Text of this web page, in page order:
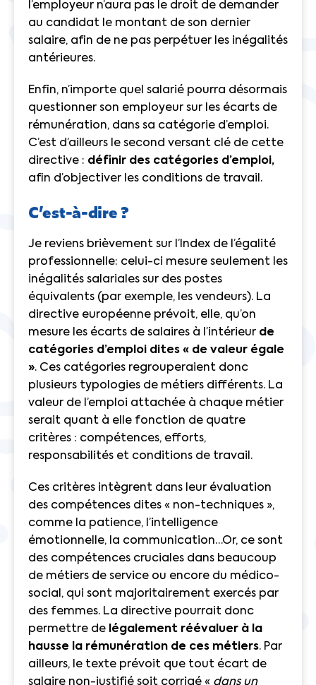
l’employeur n’aura pas le droit de demander
au candidat le montant de son dernier
salaire, afin de ne pas perpétuer les inégalités
antérieures.
Enfin, n’importe quel salarié pourra désormais
questionner son employeur sur les écarts de
rémunération, dans sa catégorie d’emploi.
C’est d’ailleurs le second versant clé de cette
directive : définir des catégories d’emploi,
afin d’objectiver les conditions de travail.
C’est-à-dire ?
Je reviens brièvement sur l’Index de l’égalité
professionnelle: celui-ci mesure seulement les
inégalités salariales sur des postes
équivalents (par exemple, les vendeurs). La
directive européenne prévoit, elle, qu’on
mesure les écarts de salaires à l’intérieur de
catégories d’emploi dites « de valeur égale
». Ces catégories regrouperaient donc
plusieurs typologies de métiers différents. La
valeur de l’emploi attachée à chaque métier
serait quant à elle fonction de quatre
critères : compétences, efforts,
responsabilités et conditions de travail.
Ces critères intègrent dans leur évaluation
des compétences dites « non-techniques »,
comme la patience, l’intelligence
émotionnelle, la communication…Or, ce sont
des compétences cruciales dans beaucoup
de métiers de service ou encore du médico-
social, qui sont majoritairement exercés par
des femmes. La directive pourrait donc
permettre de légalement réévaluer à la
hausse la rémunération de ces métiers. Par
ailleurs, le texte prévoit que tout écart de
salaire non-justifié soit corrigé « dans un